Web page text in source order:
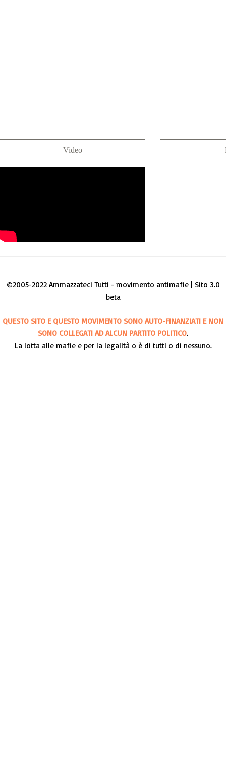
Video
©2005-2022 Ammazzateci Tutti - movimento antimafie | Sito 3.0
beta
QUESTO SITO E QUESTO MOVIMENTO SONO AUTO-FINANZIATI E NON
SONO COLLEGATI AD ALCUN PARTITO POLITICO.
La lotta alle mafie e per la legalità o è di tutti o di nessuno.